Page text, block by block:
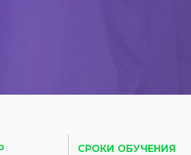
СРОКИ ОБУЧЕНИЯ